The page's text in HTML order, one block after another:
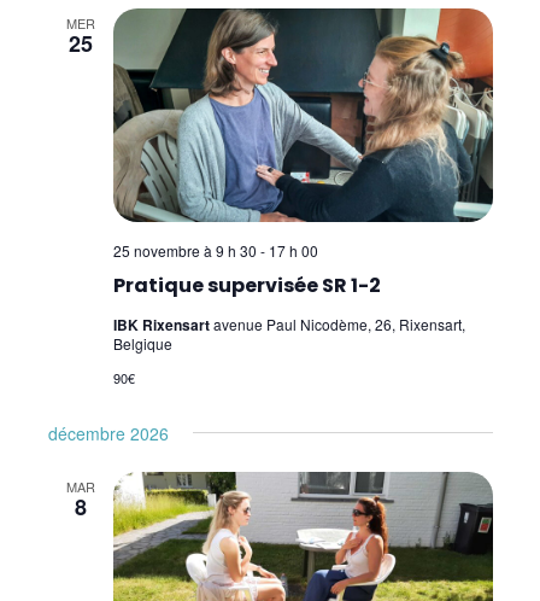
MER
25
Pratique supervisée SR 1-2
25 novembre à 9 h 30 - 17 h 00
IBK Rixensartavenue Paul Nicodème, 26, Rixensart,
Belgique
90€
décembre 2026
MAR
8